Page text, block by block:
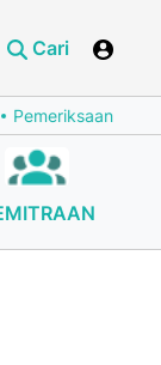
Cari
Penunjang